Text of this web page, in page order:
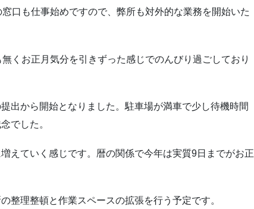
口も仕事始めですので、弊所も対外的な業務を開始いた
くお正月気分を引きずった感じでのんびり過ごしており
出から開始となりました。駐車場が満車で少し待機時間
でした。
えていく感じです。暦の関係で今年は実質9日までがお正
整理整頓と作業スペースの拡張を行う予定です。